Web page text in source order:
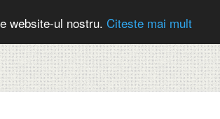
website-ul nostru. Citeste mai mult